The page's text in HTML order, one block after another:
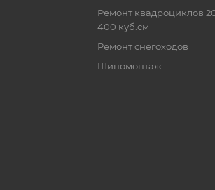
Ремонт квадроциклов
400 куб.см
Ремонт снегоходов
Шиномонтаж